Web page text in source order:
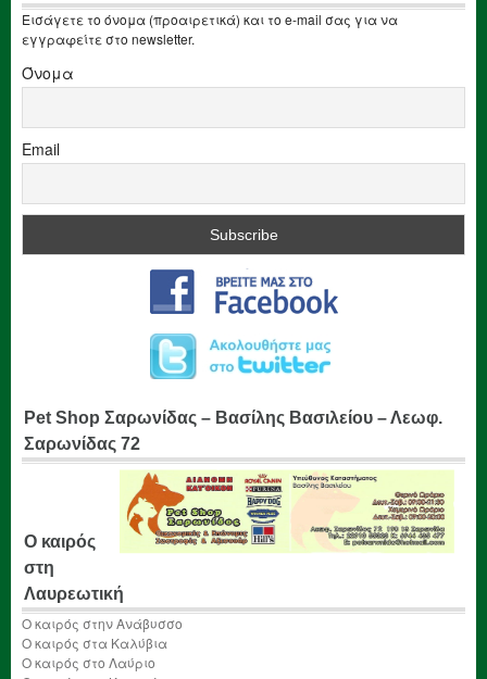
Εισάγετε το όνομα (προαιρετικά) και το e-mail σας για να
εγγραφείτε στο newsletter.
Όνομα
Email
Pet Shop Σαρωνίδας – Βασίλης Βασιλείου – Λεωφ.
Σαρωνίδας 72
Ο καιρός
στη
Λαυρεωτική
Ο καιρός στην Ανάβυσσο
Ο καιρός στα Καλύβια
Ο καιρός στο Λαύριο